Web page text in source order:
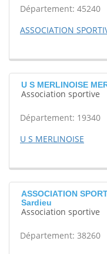
Département: 45240
ASSOCIATION
U S MERLINOISE
Association sportive
Département: 19340
U S MERLINOISE
ASSOCIATION
Sardieu
Association sportive
Département: 38260